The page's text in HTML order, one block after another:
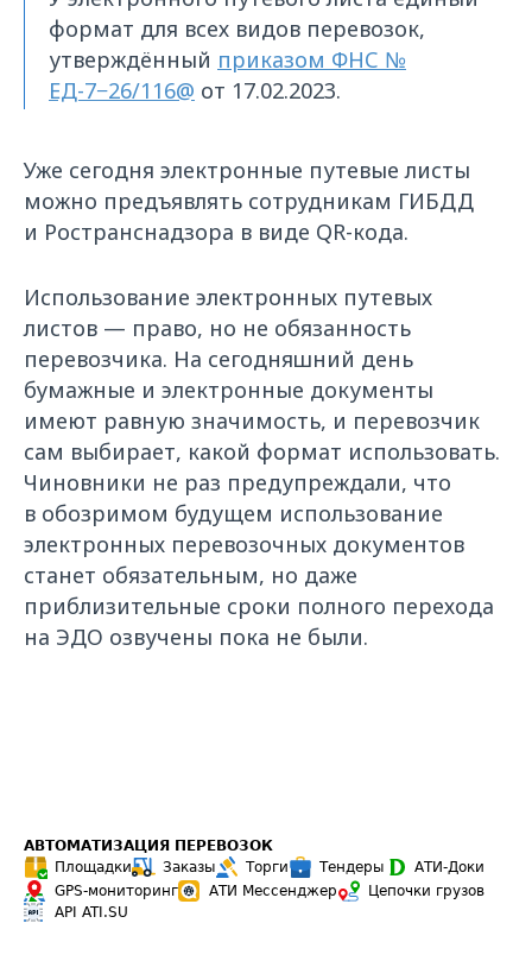
формат для всех видов перевозок,
утверждённый приказом ФНС №
ЕД-7−26/116@ от 17.02.2023.
Уже сегодня электронные путевые листы
можно предъявлять сотрудникам ГИБДД
и Ространснадзора в виде QR-кода.
Использование электронных путевых
листов — право, но не обязанность
перевозчика. На сегодняшний день
бумажные и электронные документы
имеют равную значимость, и перевозчик
сам выбирает, какой формат использовать.
Чиновники не раз предупреждали, что
в обозримом будущем использование
электронных перевозочных документов
станет обязательным, но даже
приблизительные сроки полного перехода
на ЭДО озвучены пока не были.
АВТОМАТИЗАЦИЯ ПЕРЕВОЗОК
Площадки
Заказы Торги Тендеры
АТИ-Доки
GPS-мониторинг
АТИ Мессенджер
Цепочки грузов
API ATI.SU